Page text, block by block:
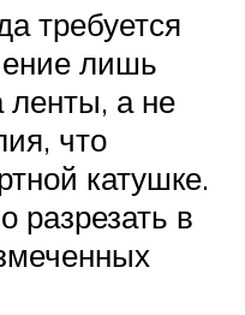
требуется
лишь
ленты, а не
что
катушке.
разрезать в